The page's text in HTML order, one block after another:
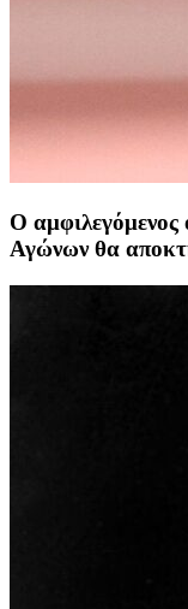
Ο
Αγώνων θα